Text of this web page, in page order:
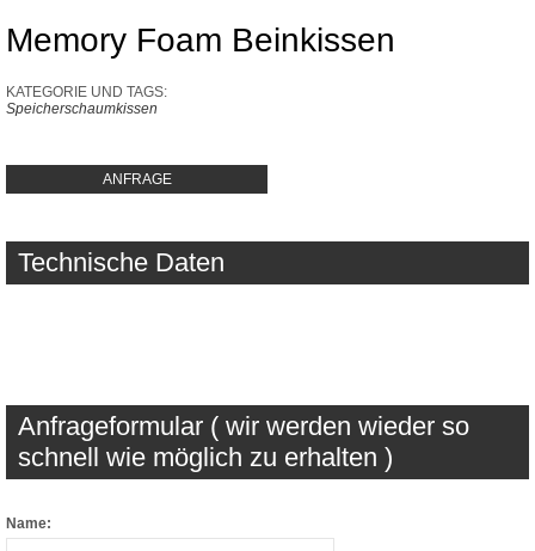
Memory Foam Beinkissen
KATEGORIE UND TAGS:
Speicherschaumkissen
ANFRAGE
Technische Daten
Anfrageformular ( wir werden wieder so
schnell wie möglich zu erhalten )
Name: